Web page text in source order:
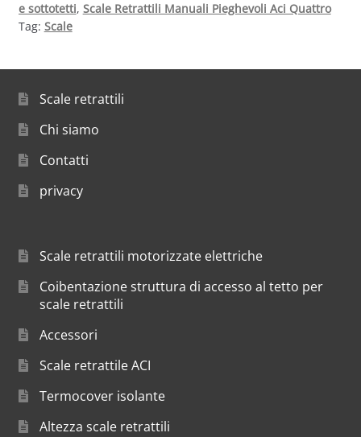
e sottotetti, Scale Retrattili Manuali Pieghevoli Aci Quattro
Tag: Scale
Scale retrattili
Chi siamo
Contatti
privacy
Scale retrattili motorizzate elettriche
Coibentazione struttura di accesso al tetto per
scale retrattili
Accessori
Scale retrattile ACI
Termocover isolante
Altezza scale retrattili